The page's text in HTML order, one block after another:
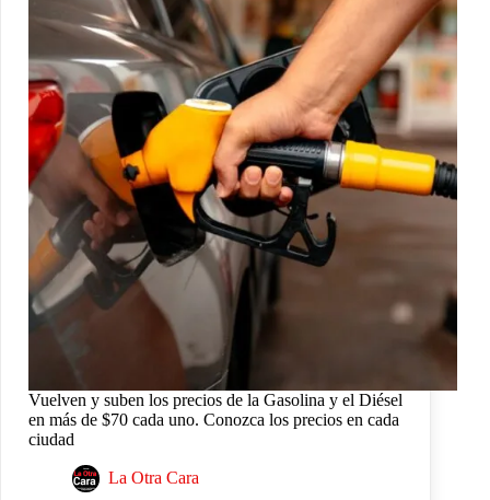
Vuelven y suben los precios de la Gasolina y el Diésel
en más de $70 cada uno. Conozca los precios en cada
ciudad
La Otra Cara